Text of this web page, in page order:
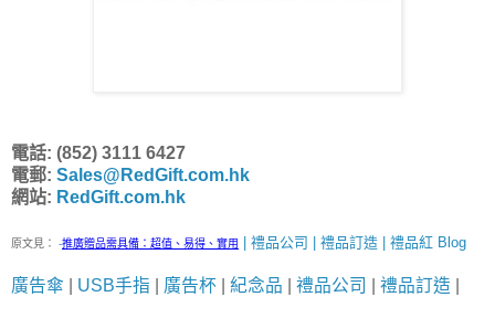
電話: (852) 3111 6427
電郵: Sales@RedGift.com.hk
網站: RedGift.com.hk
原文見： -推廣贈品需具備：超值、易得、實用 | 禮品公司 | 禮品訂造 | 禮品紅 Blog
廣告傘 USB手指 廣告杯 紀念品 禮品公司 禮品訂造